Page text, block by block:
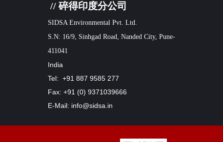
// 碎得印度分公司
SIDSA Environmental Pvt. Ltd.
S.N: 16/9, Sinhgad Road, Nanded City, Pune-
411041
India
Tel: +91 887 9585 277
Fax: +91 (0) 9371039666
E-Mail: info@sidsa.in